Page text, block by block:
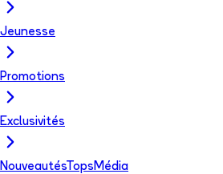
Jeunesse
Promotions
Exclusivités
NouveautésTops Média